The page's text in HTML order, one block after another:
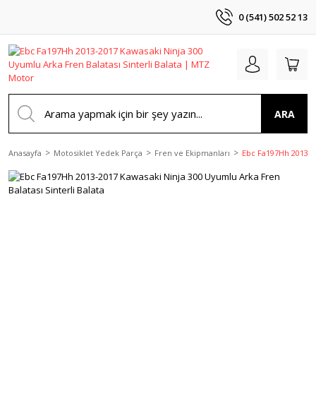
0 (541) 502 52 13
ARA
Anasayfa Motosiklet Yedek Parça Fren ve Ekipmanları Ebc Fa197Hh